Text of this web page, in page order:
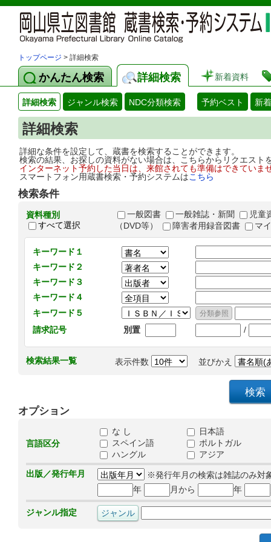
トップページ > 詳細検索
かんたん検索 詳細検索 新着資料
詳細検索 ジャンル検索 NDC分類検索 予約ベスト 新
詳細検索
詳細な条件を設定して、蔵書を検索することができます。
検索の結果、お探しの資料がない場合は、こちらからリクエス
インターネット予約した当日は、来館されても準備はできてい
スマートフォン用蔵書検索・予約システムはこちら
検索条件
資料種別
すべて選択
一般図書 一般雑誌・新聞
児童
（DVD等）
障害者用録音図書 マ
キーワード１
キーワード２
キーワード３
キーワード４
キーワード５
請求記号
別置 /
検索結果一覧 表示件数 並びかえ
オプション
言語区分
な し
日本語
スペイン語
ポルトガル
ハングル
アジア
出版／発行年月
※発行年月の検索は雑誌のみ対
年
月から 年
ジャンル指定